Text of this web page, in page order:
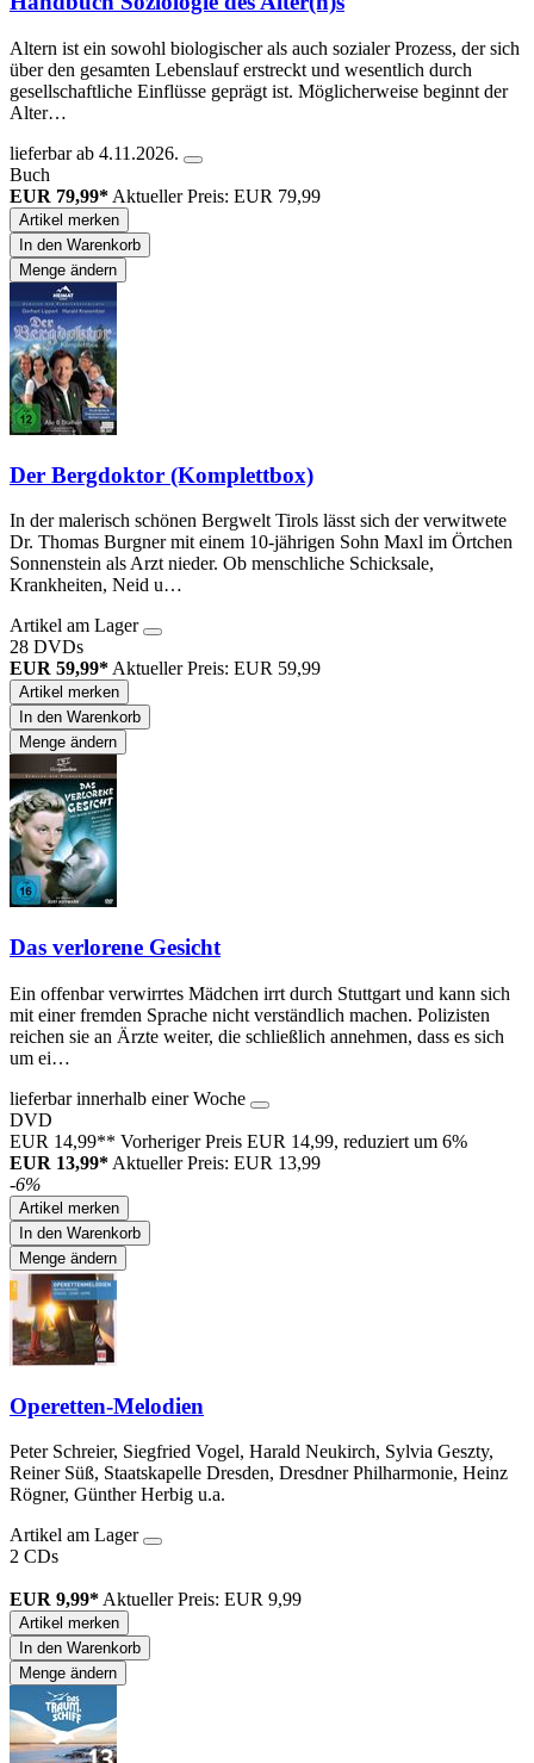
Altern ist ein sowohl biologischer als auch sozialer Prozess, der sich
über den gesamten Lebenslauf erstreckt und wesentlich durch
gesellschaftliche Einflüsse geprägt ist. Möglicherweise beginnt der
Alter…
lieferbar ab 4.11.2026.
Buch
EUR 79,99* Aktueller Preis: EUR 79,99
Artikel merken
In den Warenkorb
Menge ändern
Der Bergdoktor (Komplettbox)
In der malerisch schönen Bergwelt Tirols lässt sich der verwitwete
Dr. Thomas Burgner mit einem 10-jährigen Sohn Maxl im Örtchen
Sonnenstein als Arzt nieder. Ob menschliche Schicksale,
Krankheiten, Neid u…
Artikel am Lager
28 DVDs
EUR 59,99* Aktueller Preis: EUR 59,99
Artikel merken
In den Warenkorb
Menge ändern
Das verlorene Gesicht
Ein offenbar verwirrtes Mädchen irrt durch Stuttgart und kann sich
mit einer fremden Sprache nicht verständlich machen. Polizisten
reichen sie an Ärzte weiter, die schließlich annehmen, dass es sich
um ei…
lieferbar innerhalb einer Woche
DVD
EUR 14,99** Vorheriger Preis EUR 14,99, reduziert um 6%
EUR 13,99* Aktueller Preis: EUR 13,99
-6%
Artikel merken
In den Warenkorb
Menge ändern
Operetten-Melodien
Peter Schreier, Siegfried Vogel, Harald Neukirch, Sylvia Geszty,
Reiner Süß, Staatskapelle Dresden, Dresdner Philharmonie, Heinz
Rögner, Günther Herbig u.a.
Artikel am Lager
2 CDs
EUR 9,99* Aktueller Preis: EUR 9,99
Artikel merken
In den Warenkorb
Menge ändern